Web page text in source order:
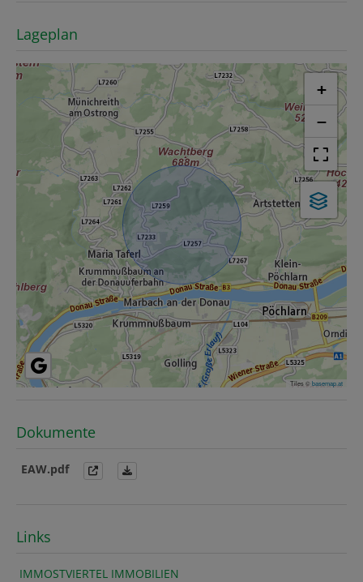
Lageplan
+
−
Tiles ©basemap.at
Dokumente
EAW.pdf
Links
IMMOSTVIERTEL IMMOBILIEN